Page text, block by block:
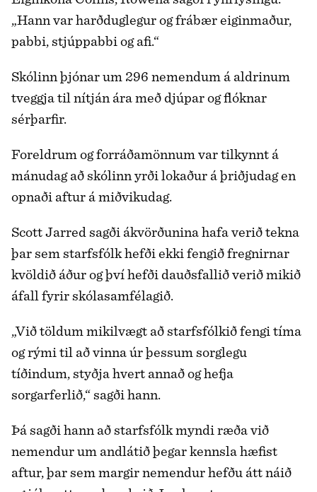
„Hann var harðduglegur og frábær eiginmaður,
pabbi, stjúppabbi og afi.“
Skólinn þjónar um 296 nemendum á aldrinum
tveggja til nítján ára með djúpar og flóknar
sérþarfir.
Foreldrum og forráðamönnum var tilkynnt á
mánudag að skólinn yrði lokaður á þriðjudag en
opnaði aftur á miðvikudag.
Scott Jarred sagði ákvörðunina hafa verið tekna
þar sem starfsfólk hefði ekki fengið fregnirnar
kvöldið áður og því hefði dauðsfallið verið mikið
áfall fyrir skólasamfélagið.
„Við töldum mikilvægt að starfsfólkið fengi tíma
og rými til að vinna úr þessum sorglegu
tíðindum, styðja hvert annað og hefja
sorgarferlið,“ sagði hann.
Þá sagði hann að starfsfólk myndi ræða við
nemendur um andlátið þegar kennsla hæfist
aftur, þar sem margir nemendur hefðu átt náið